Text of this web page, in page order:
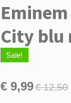
City blu
Sale!
€ 9,99€ 12,50